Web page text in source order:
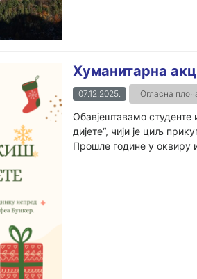
Хуманитарна
07.12.2025. Огласна
Обавјештавамо студенте
дијете“, чији је циљ
Прошле године у оквиру